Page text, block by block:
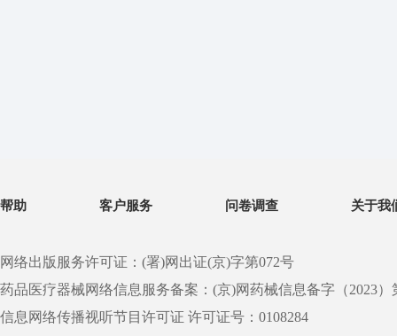
帮助 客户服务 问卷调查 关于我
网络出版服务许可证：(署)网出证(京)字第072号
药品医疗器械网络信息服务备案：(京)网药械信息备字（2023）
信息网络传播视听节目许可证 许可证号：0108284